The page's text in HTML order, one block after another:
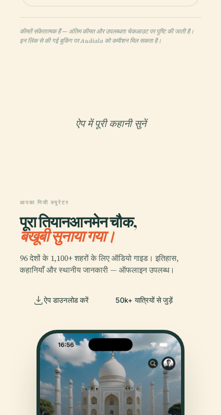
कीमतें संकेतात्मक हैं — अंतिम कीमत और उपलब्धता चेकआउट पर पुष्टि की जाती है।
इन लिंक से की गई बुकिंग पर Audiala को कमीशन मिल सकता है।
ऐप में पूरी कहानी सुनें
आपका निजी क्यूरेटर
पूरा तियानआनमेन चौक,
बखूबी सुनाया गया।
96 देशों के 1,100+ शहरों के लिए ऑडियो गाइड। इतिहास,
कहानियाँ और स्थानीय जानकारी — ऑफलाइन उपलब्ध।
ऐप डाउनलोड करें 50k+ यात्रियों से जुड़ें